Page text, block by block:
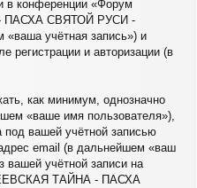
в конференции «Форум
СВЯТОЙ РУСИ -
учётная запись») и
регистрации и авторизации (в
как минимум, однозначно
«ваше имя пользователя»),
вашей учётной записью
email (в дальнейшем «ваш
учётной записи на
ТАЙНА - ПАСХА